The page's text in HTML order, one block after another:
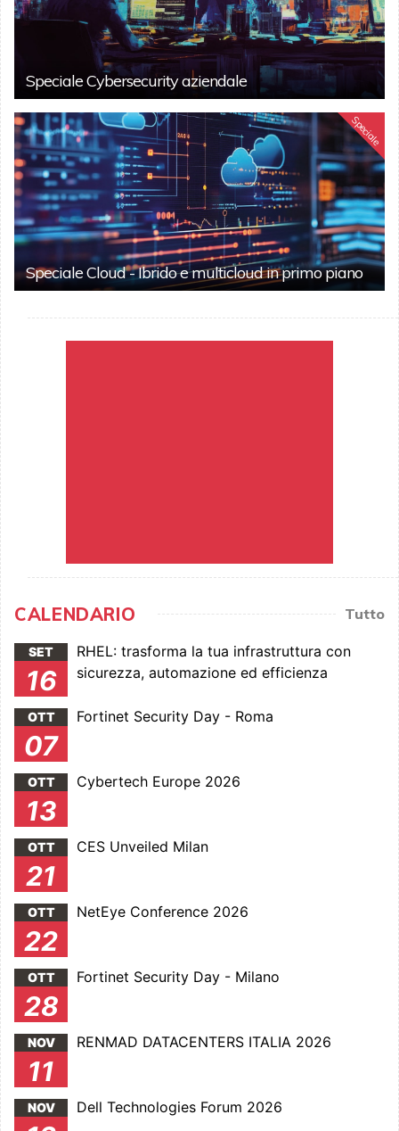
Speciale Cybersecurity aziendale
Speciale
Speciale Cloud - Ibrido e multicloud in primo piano
CALENDARIO Tutto
SET
16
RHEL: trasforma la tua infrastruttura con
sicurezza, automazione ed efficienza
OTT
07
Fortinet Security Day - Roma
OTT
13
Cybertech Europe 2026
OTT
21
CES Unveiled Milan
OTT
22
NetEye Conference 2026
OTT
28
Fortinet Security Day - Milano
NOV
11
RENMAD DATACENTERS ITALIA 2026
NOV Dell Technologies Forum 2026